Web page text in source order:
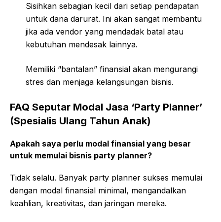
Sisihkan sebagian kecil dari setiap pendapatan
untuk dana darurat. Ini akan sangat membantu
jika ada vendor yang mendadak batal atau
kebutuhan mendesak lainnya.
Memiliki “bantalan” finansial akan mengurangi
stres dan menjaga kelangsungan bisnis.
FAQ Seputar Modal Jasa ‘Party Planner’
(Spesialis Ulang Tahun Anak)
Apakah saya perlu modal finansial yang besar
untuk memulai bisnis party planner?
Tidak selalu. Banyak party planner sukses memulai
dengan modal finansial minimal, mengandalkan
keahlian, kreativitas, dan jaringan mereka.